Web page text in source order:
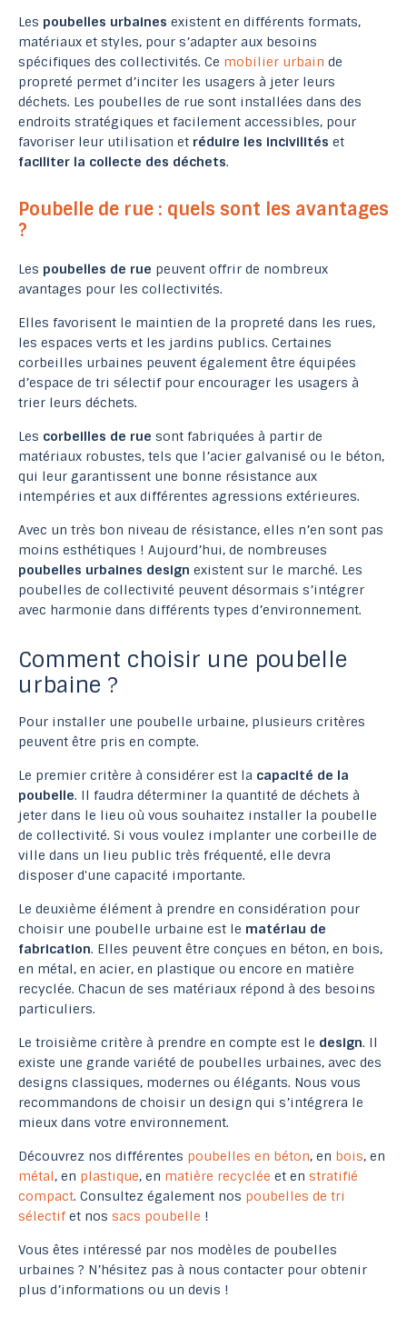
Les poubelles urbaines existent en différents formats,
matériaux et styles, pour s’adapter aux besoins
spécifiques des collectivités. Ce mobilier urbain de
propreté permet d’inciter les usagers à jeter leurs
déchets. Les poubelles de rue sont installées dans des
endroits stratégiques et facilement accessibles, pour
favoriser leur utilisation et réduire les incivilités et
faciliter la collecte des déchets.
Poubelle de rue : quels sont les avantages
?
Les poubelles de rue peuvent offrir de nombreux
avantages pour les collectivités.
Elles favorisent le maintien de la propreté dans les rues,
les espaces verts et les jardins publics. Certaines
corbeilles urbaines peuvent également être équipées
d’espace de tri sélectif pour encourager les usagers à
trier leurs déchets.
Les corbeilles de rue sont fabriquées à partir de
matériaux robustes, tels que l’acier galvanisé ou le béton,
qui leur garantissent une bonne résistance aux
intempéries et aux différentes agressions extérieures.
Avec un très bon niveau de résistance, elles n’en sont pas
moins esthétiques ! Aujourd’hui, de nombreuses
poubelles urbaines design existent sur le marché. Les
poubelles de collectivité peuvent désormais s’intégrer
avec harmonie dans différents types d’environnement.
Comment choisir une poubelle
urbaine ?
Pour installer une poubelle urbaine, plusieurs critères
peuvent être pris en compte.
Le premier critère à considérer est la capacité de la
poubelle. Il faudra déterminer la quantité de déchets à
jeter dans le lieu où vous souhaitez installer la poubelle
de collectivité. Si vous voulez implanter une corbeille de
ville dans un lieu public très fréquenté, elle devra
disposer d'une capacité importante.
Le deuxième élément à prendre en considération pour
choisir une poubelle urbaine est le matériau de
fabrication. Elles peuvent être conçues en béton, en bois,
en métal, en acier, en plastique ou encore en matière
recyclée. Chacun de ses matériaux répond à des besoins
particuliers.
Le troisième critère à prendre en compte est le design. Il
existe une grande variété de poubelles urbaines, avec des
designs classiques, modernes ou élégants. Nous vous
recommandons de choisir un design qui s’intégrera le
mieux dans votre environnement.
Découvrez nos différentes poubelles en béton, en bois, en
métal, en plastique, en matière recyclée et en stratifié
compact. Consultez également nos poubelles de tri
sélectifet nos sacs poubelle !
Vous êtes intéressé par nos modèles de poubelles
urbaines ? N’hésitez pas à nous contacter pour obtenir
plus d’informations ou un devis !